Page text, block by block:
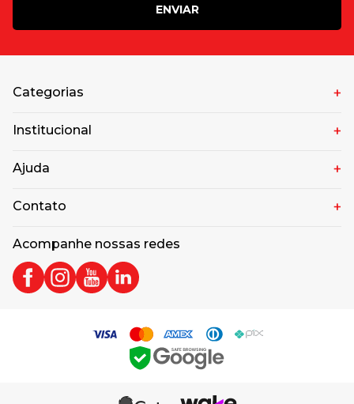
ENVIAR
Categorias
Institucional
Ajuda
Contato
Acompanhe nossas redes